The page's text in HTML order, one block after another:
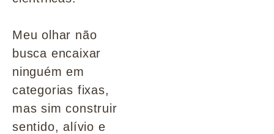
Meu olhar não
busca encaixar
ninguém em
categorias fixas,
mas sim construir
sentido, alívio e